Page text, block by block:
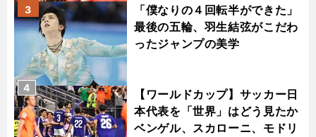
「僕なりの４回転半ができた」
最後の五輪、羽生結弦がこだわ
ったジャンプの美学
3
【ワールドカップ】サッカー日
本代表を「世界」はどう見たか
ベンゲル、スカローニ、モドリ
4